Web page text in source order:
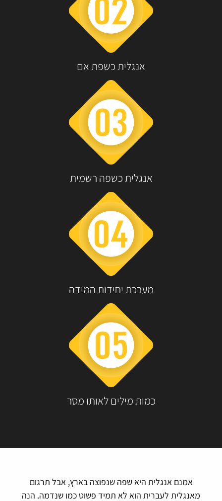
אנגלית כשפת אם
אנגלית כשפה רשמית
מערכת יחידות המידה
כמות מילים לאותו מסר
אמנם אנגלית היא שפה שנפוצה בארץ, אבל תרגום
מאנגלית לעברית הוא לא תמיד פשוט כמו שנדמה. הנה